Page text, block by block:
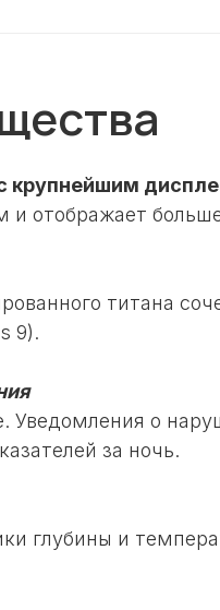
крупнейшим
и отображает
титана
9).
Уведомления о
за ночь.
глубины и